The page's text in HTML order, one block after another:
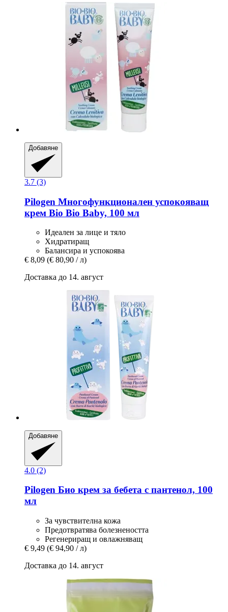
Добавяне
3.7 (3)
Pilogen Многофункционален успокояващ
крем Bio Bio Baby, 100 мл
Идеален за лице и тяло
Хидратиращ
Балансира и успокоява
€ 8,09 (€ 80,90 / л)
Доставка до 14. август
Добавяне
4.0 (2)
Pilogen Био крем за бебета с пантенол, 100
мл
За чувствителна кожа
Предотвратява болезнеността
Регенериращ и овлажняващ
€ 9,49 (€ 94,90 / л)
Доставка до 14. август